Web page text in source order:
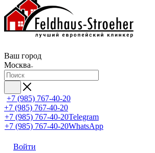
Ваш город
Москва
+7 (985) 767-40-20
+7 (985) 767-40-20
+7 (985) 767-40-20Telegram
+7 (985) 767-40-20WhatsApp
Войти